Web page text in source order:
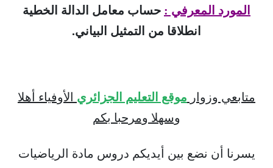
المورد المعرفي : حساب معامل الدالة الخطية
انطلاقا من التمثيل البياني.
متابعي وزوار موقع التعليم الجزائري الأوفياء أهلا
وسهلا ومرحبا بكم
يسرنا أن نضع بين أيديكم دروس مادة الرياضيات